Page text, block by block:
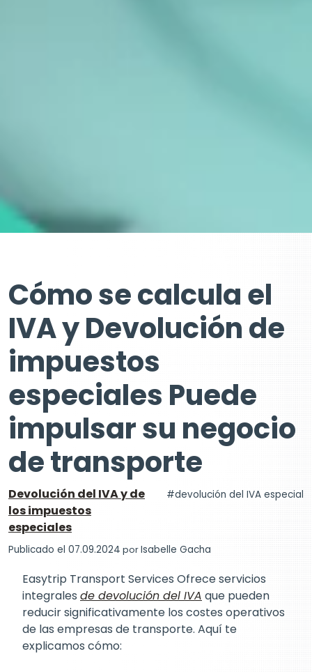
Cómo se calcula el
IVA y Devolución de
impuestos
especiales Puede
impulsar su negocio
de transporte
Devolución del IVA y de
los impuestos
especiales
devolución del IVA especial
Publicado el 07.09.2024 porIsabelle Gacha
Easytrip Transport Services Ofrece servicios
integrales de devolución del IVA que pueden
reducir significativamente los costes operativos
de las empresas de transporte. Aquí te
explicamos cómo: